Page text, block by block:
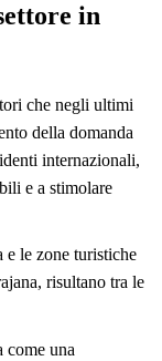
in
che negli ultimi
della domanda
internazionali,
e a stimolare
e le zone turistiche
risultano tra le
come una